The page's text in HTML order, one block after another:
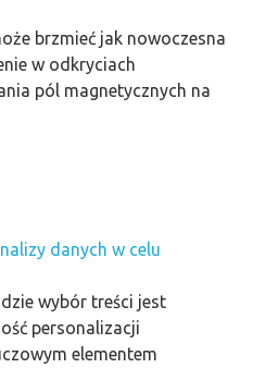
brzmieć jak nowoczesna
w odkryciach
pól magnetycznych na
danych w celu
wybór treści jest
personalizacji
elementem